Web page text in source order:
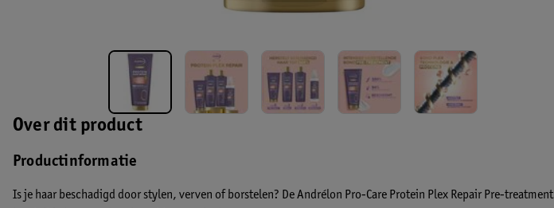
Over dit product
Productinformatie
Is je haar beschadigd door stylen, verven of borstelen? De Andrélon Pro-Care Protein Plex Repair Pre-treatment